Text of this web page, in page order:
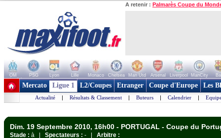
A retenir : Palmarès Coupe du
OM PSG Lyon Lille Monaco Chelsea Man Utd Arsenal Liverpool ManCity
+ de clubs
Mercato Ligue 1 L2/Coupes Etranger Coupe d'Europe Les
Actualité | Résultats & Classement | Buteurs | Calendrier |
Dim. 19 Septembre 2010, 16h00 - PORTUGAL - Coupe du
Stade : à | Spectateurs : - | Arbitre :